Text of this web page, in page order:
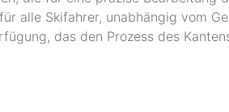
alle Skifahrer, unabhängig vom
das den Prozess des